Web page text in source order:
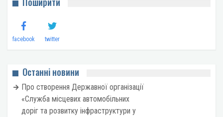
facebook twitter
Останні новини
Про створення Державної організації
«Служба місцевих автомобільних
доріг та розвитку інфраструктури у